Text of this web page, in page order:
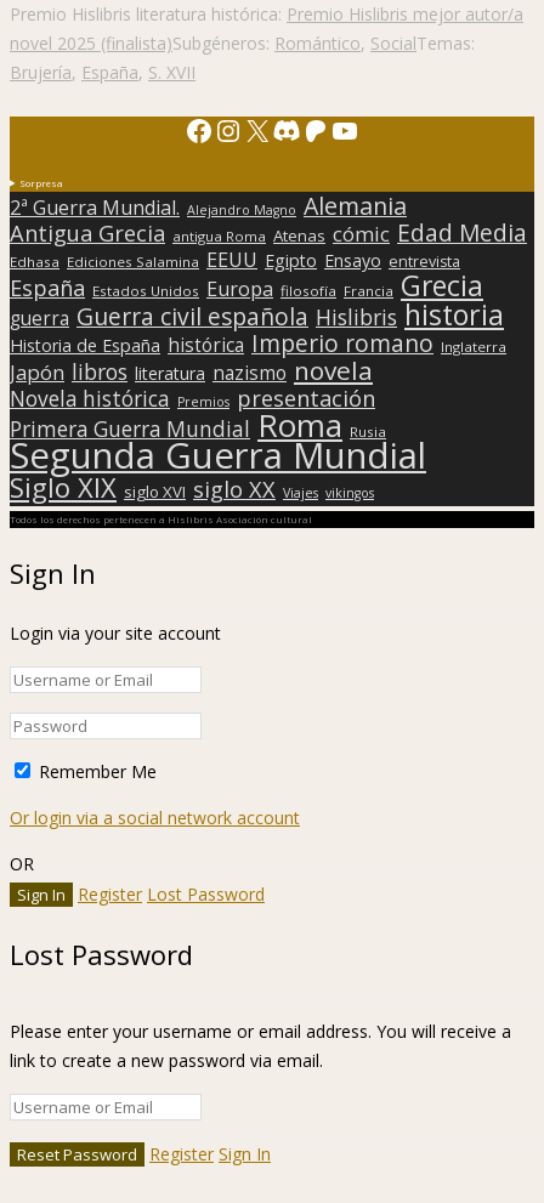
Premio Hislibris literatura histórica: Premio Hislibris mejor autor/a
novel 2025 (finalista)Subgéneros: Romántico, SocialTemas:
Brujería, España, S. XVII
Facebook
Instagram
X Discord
Patreon
YouTube
Sorpresa
2ª Guerra Mundial. Alejandro Magno Alemania
Antigua Grecia antigua Roma Atenas cómic Edad Media
Edhasa Ediciones Salamina EEUU Egipto Ensayo entrevista
España Estados Unidos Europa filosofía Francia Grecia
guerra Guerra civil española Hislibris historia
Historia de España histórica Imperio romano Inglaterra
Japón libros literatura nazismo novela
Novela histórica Premios presentación
Primera Guerra Mundial Roma Rusia
Segunda Guerra Mundial
Siglo XIX siglo XVI siglo XX Viajes vikingos
Todos los derechos pertenecen a Hislibris Asociación cultural
Sign In
Login via your site account
Remember Me
Or login via a social network account
OR
Register Lost Password
Lost Password
Please enter your username or email address. You will receive a
link to create a new password via email.
Register Sign In